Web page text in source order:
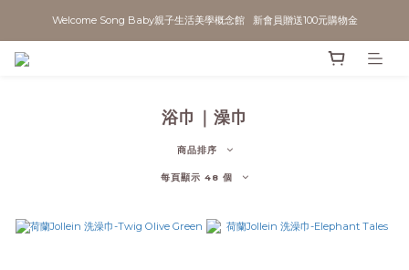
Welcome Song Baby親子生活美學概念館   新會員贈送100元購物金
浴巾｜澡巾
商品排序
每頁顯示 48 個